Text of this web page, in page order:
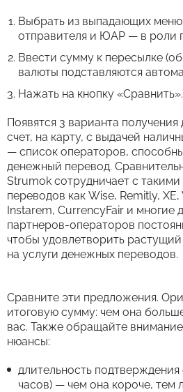
Выбрать из выпадающих
отправителя и ЮАР — в роли
Ввести сумму к пересылке
валюты подставляются
Нажать на кнопку «Сравнить».
Появятся 3 варианта получения
счет, на карту, с выдачей
— список операторов,
денежный перевод.
Strumok сотрудничает с
переводов как Wise, Remitly,
Instarem, CurrencyFair и многие
партнеров-операторов
чтобы удовлетворить
на услуги денежных переводов.
Сравните эти предложения.
итоговую сумму: чем она
вас. Также обращайте
нюансы:
длительность
часов) — чем она короче, тем